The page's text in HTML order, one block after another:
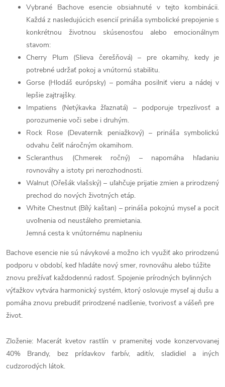
Vybrané Bachove esencie obsiahnuté v tejto kombinácii.
Každá z nasledujúcich esencií prináša symbolické prepojenie s
konkrétnou životnou skúsenosťou alebo emocionálnym
stavom:
Cherry Plum (Slieva čerešňová) – pre okamihy, kedy je
potrebné udržať pokoj a vnútornú stabilitu.
Gorse (Hlodáš európsky) – pomáha posilniť vieru a nádej v
lepšie zajtrajšky.
Impatiens (Netýkavka žľaznatá) – podporuje trpezlivosť a
porozumenie voči sebe i druhým.
Rock Rose (Devaterník peniažkový) – prináša symbolickú
odvahu čeliť náročným okamihom.
Scleranthus (Chmerek ročný) – napomáha hľadaniu
rovnováhy a istoty pri nerozhodnosti.
Walnut (Ořešák vlašský) – uľahčuje prijatie zmien a prirodzený
prechod do nových životných etáp.
White Chestnut (Bílý kaštan) – prináša pokojnú myseľ a pocit
uvoľnenia od neustáleho premietania.
Jemná cesta k vnútornému naplneniu
Bachove esencie nie sú návykové a možno ich využiť ako prirodzenú
podporu v období, keď hľadáte nový smer, rovnováhu alebo túžite
znovu prežívať každodennú radosť. Spojenie prírodných bylinných
výťažkov vytvára harmonický systém, ktorý oslovuje myseľ aj dušu a
pomáha znovu prebudiť prirodzené nadšenie, tvorivosť a vášeň pre
život.
Zloženie: Macerát kvetov rastlín v pramenitej vode konzervovanej
40% Brandy, bez prídavkov farbív, aditív, sladidiel a iných
cudzorodých látok.